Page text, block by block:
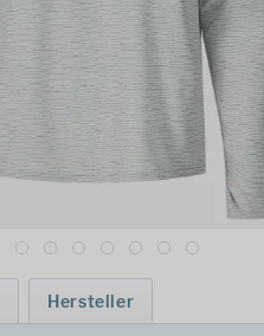
Hersteller